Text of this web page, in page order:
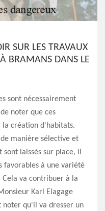
SUR LES TRAVAUX
BRAMANS DANS LE
sont nécessairement
noter que ces
la création d'habitats.
manière sélective et
laissés sur place, il
favorables à une variété
Cela va contribuer à la
Karl Elagage
noter qu'il va dresser un